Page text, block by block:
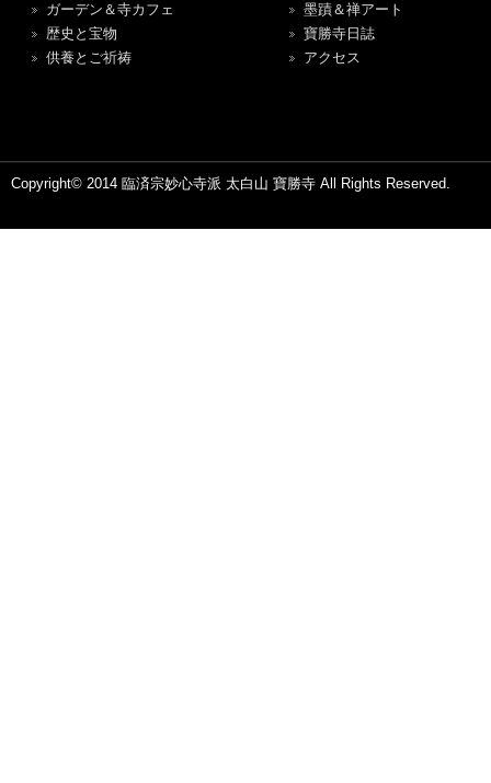
ガーデン＆寺カフェ
歴史と宝物
供養とご祈祷
墨蹟＆禅アート
寶勝寺日誌
アクセス
Copyright© 2014 臨済宗妙心寺派 太白山 寶勝寺 All Rights Reserved.